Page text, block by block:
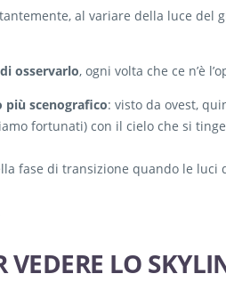
al variare della luce del
osservarlo, ogni volta che ce n’è
scenografico: visto da ovest,
fortunati) con il cielo che si
fase di transizione quando le
VEDERE LO